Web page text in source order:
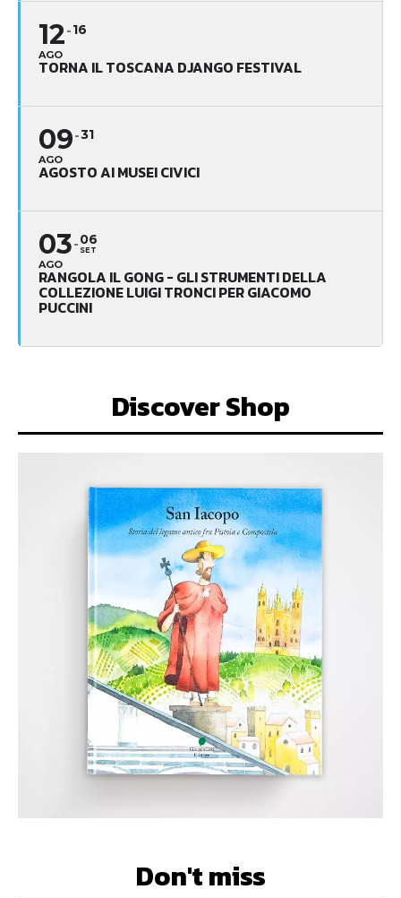
12
AGO
16
TORNA IL TOSCANA DJANGO FESTIVAL
09
AGO
31
AGOSTO AI MUSEI CIVICI
03
AGO
06
SET
RANGOLA IL GONG - GLI STRUMENTI DELLA
COLLEZIONE LUIGI TRONCI PER GIACOMO
PUCCINI
Discover Shop
Don't miss